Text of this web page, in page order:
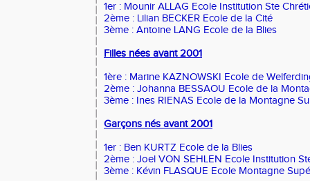
1er : Mounir ALLAG Ecole Institution Ste
2ème : Lilian BECKER Ecole de la Cité
3ème : Antoine LANG Ecole de la Blies
Filles nées avant 2001
1ère : Marine KAZNOWSKI Ecole de
2ème : Johanna BESSAOU Ecole de la
3ème : Ines RIENAS Ecole de la Montagne
Garçons nés avant 2001
1er : Ben KURTZ Ecole de la Blies
2ème : Joel VON SEHLEN Ecole Institution
3ème : Kévin FLASQUE Ecole Montagne